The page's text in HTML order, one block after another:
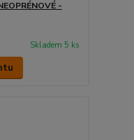
-
Skladem 5 ks